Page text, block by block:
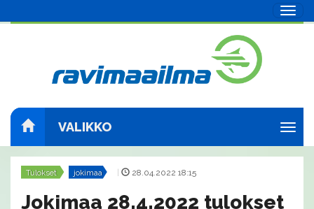
VALIKKO
Tulokset jokimaa 28.04.2022 18:15
Jokimaa 28.4.2022 tulokset